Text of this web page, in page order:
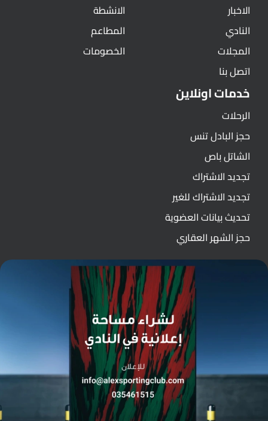
الاخبار
النادي
المجلات
اتصل بنا
الانشطة
المطاعم
الخصومات
خدمات اونلاين
الرحلات
حجز البادل تنس
الشاتل باص
تجديد الاشتراك
تجديد الاشتراك للغير
تحديث بيانات العضوية
حجز الشهر العقاري